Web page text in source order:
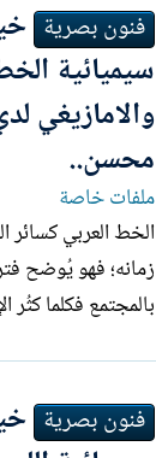
التقليدية وجلود
فقد عرف العنقاء
وحدة...
فنون بصرية
سيميائية
والامازيغي
محسن..
ملفات خاصة
الخط العربي كسائر
زمانه؛ فهو يُوضح
بالمجتمع فكلما
سبقها؛ فإنها تُسجل
فنون بصرية